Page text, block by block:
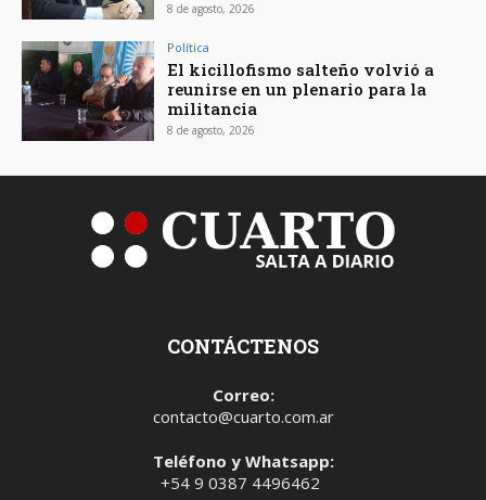
8 de agosto, 2026
Política
El kicillofismo salteño volvió a
reunirse en un plenario para la
militancia
8 de agosto, 2026
CONTÁCTENOS
Correo:
contacto@cuarto.com.ar
Teléfono y Whatsapp:
+54 9 0387 4496462